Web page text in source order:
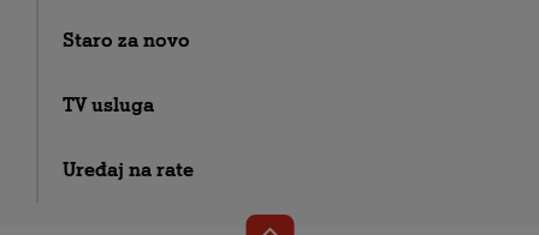
Staro za novo
TV usluga
Uređaj na rate